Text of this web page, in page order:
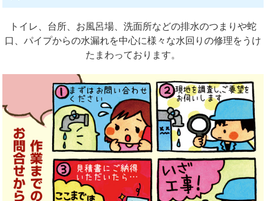
トイレ、台所、お風呂場、洗面所などの排水のつまりや蛇
口、パイプからの水漏れを中心に様々な水回りの修理をうけ
たまわっております。